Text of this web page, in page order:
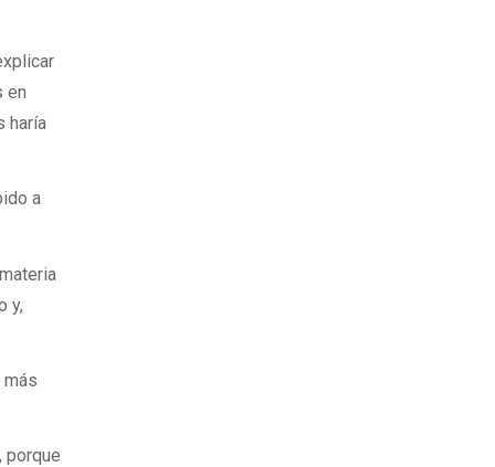
en
haría
a
y,
más
porque